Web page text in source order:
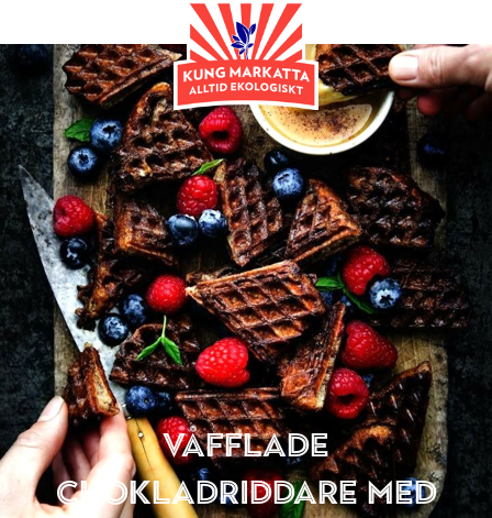
Våfflade
chokladriddare med
Frukost & Mellanmål